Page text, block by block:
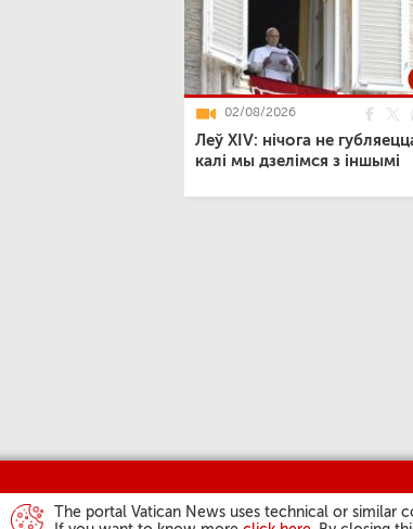
The portal Vatican News uses technical or similar
натхнёным літургічнымі
02/08/2026
Леў XIV: нічога не
калі мы дзелімся з іншымі